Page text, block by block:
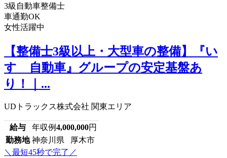
3級自動車整備士
車通勤OK
女性活躍中
【整備士3級以上・大型車の整備】『い
すゞ自動車』グループの安定基盤あ
り！｜...
UDトラックス株式会社 関東エリア
給与 年収例4,000,000円
勤務地 神奈川県 厚木市
＼最短45秒で完了／